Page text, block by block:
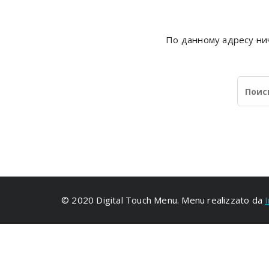
По данному адресу
© 2020 Digital Touch Menu. Menu realizzato da